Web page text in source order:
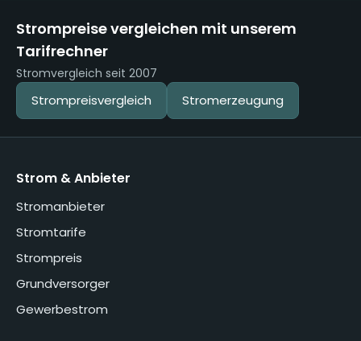
Strompreise vergleichen mit unserem
Tarifrechner
Stromvergleich seit 2007
Strompreisvergleich Stromerzeugung
Strom & Anbieter
Stromanbieter
Stromtarife
Strompreis
Grundversorger
Gewerbestrom